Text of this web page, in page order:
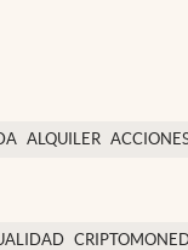
ALQUILER